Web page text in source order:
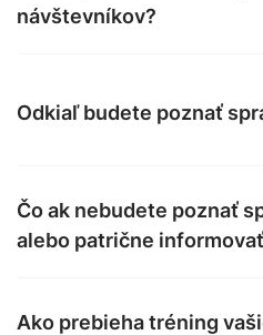
návštevníkov?
Odkiaľ budete poznať
Čo ak nebudete poznať
alebo patrične
Ako prebieha tréning